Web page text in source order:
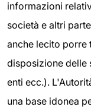
informazioni
società e altri
anche lecito porre
disposizione delle
enti ecc.).
una base idonea